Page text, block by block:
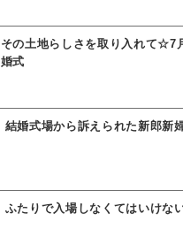
その土地らしさを取り入れて☆7
婚式
結婚式場から訴えられた新郎新
ふたりで入場しなくてはいけな